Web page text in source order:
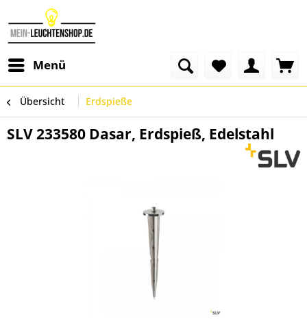
Menü
Übersicht Erdspieße
SLV 233580 Dasar, Erdspieß, Edelstahl